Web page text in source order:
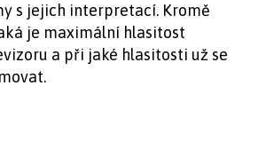
s jejich interpretací. Kromě
je maximální hlasitost
a při jaké hlasitosti už se